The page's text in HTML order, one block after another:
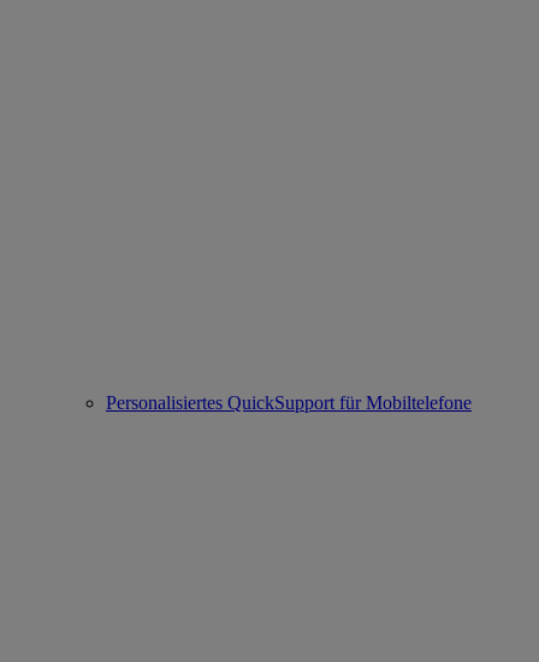
Personalisiertes QuickSupport für Mobiltelefone